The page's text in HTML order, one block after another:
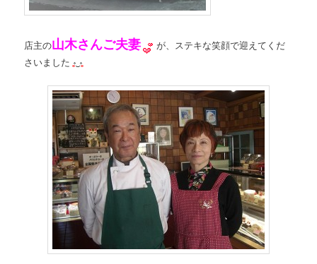
店主の山木さんご夫妻
が、ステキな笑顔で迎えてくだ
さいました